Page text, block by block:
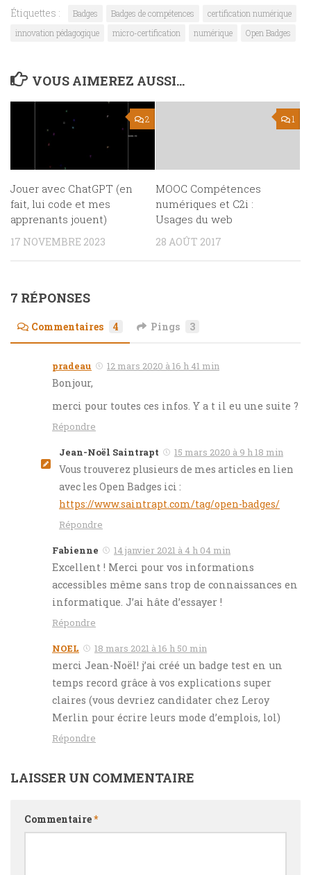
Étiquettes : Badges Badges de compétences
certification numérique
innovation pédagogique
micro-certification numérique Open Badges
VOUS AIMEREZ AUSSI...
2
Jouer avec ChatGPT (en
fait, lui code et mes
apprenants jouent)
17 NOVEMBRE 2023
1
MOOC Compétences
numériques et C2i :
Usages du web
28 AOÛT 2017
7 RÉPONSES
Commentaires 4 Pings 3
pradeau 12 mars 2020 à 16 h 41 min
Bonjour,
merci pour toutes ces infos. Y a t il eu une suite ?
Répondre
Jean-Noël Saintrapt 15 mars 2020 à 9 h 18 min
Vous trouverez plusieurs de mes articles en lien
avec les Open Badges ici :
https://www.saintrapt.com/tag/open-badges/
Répondre
Fabienne 14 janvier 2021 à 4 h 04 min
Excellent ! Merci pour vos informations
accessibles même sans trop de connaissances en
informatique. J’ai hâte d’essayer !
Répondre
NOEL 18 mars 2021 à 16 h 50 min
merci Jean-Noël! j’ai créé un badge test en un
temps record grâce à vos explications super
claires (vous devriez candidater chez Leroy
Merlin pour écrire leurs mode d’emplois, lol)
Répondre
LAISSER UN COMMENTAIRE
Commentaire*